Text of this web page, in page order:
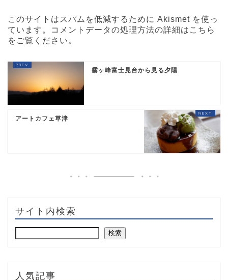
このサイトはスパムを低減するために Akismet を使っ
ています。
コメントデータの処理方法の詳細はこちら
をご覧ください 。
霧ヶ峰富士見台から見る夕陽
アートカフェ草津
サイト内検索
検索
人気記事